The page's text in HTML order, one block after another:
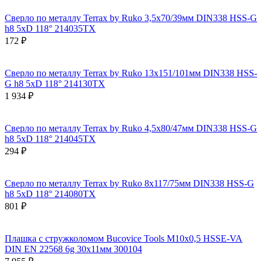
Сверло по металлу Terrax by Ruko 3,5x70/39мм DIN338 HSS-G
h8 5xD 118° 214035TX
172 ₽
Сверло по металлу Terrax by Ruko 13x151/101мм DIN338 HSS-
G h8 5xD 118° 214130TX
1 934 ₽
Сверло по металлу Terrax by Ruko 4,5x80/47мм DIN338 HSS-G
h8 5xD 118° 214045TX
294 ₽
Сверло по металлу Terrax by Ruko 8x117/75мм DIN338 HSS-G
h8 5xD 118° 214080TX
801 ₽
Плашка с стружколомом Bucovice Tools М10х0,5 HSSE-VA
DIN EN 22568 6g 30х11мм 300104